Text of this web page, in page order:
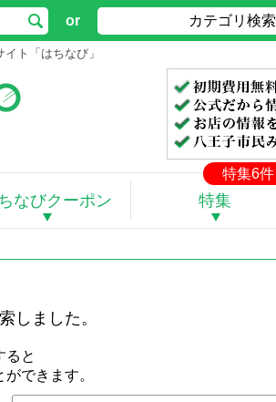
or カテゴリ検索
ト「はちなび」
特集6件
なびクーポン 特集
しました。
ると
できます。